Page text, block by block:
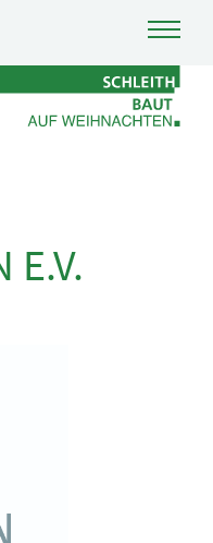
E.V.